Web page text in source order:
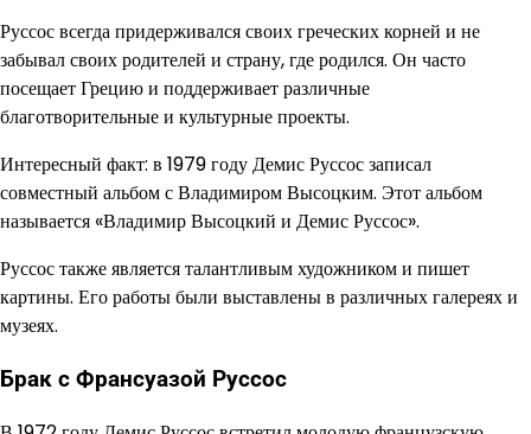
Руссос всегда придерживался своих греческих корней и не
забывал своих родителей и страну, где родился. Он часто
посещает Грецию и поддерживает различные
благотворительные и культурные проекты.
Интересный факт: в 1979 году Демис Руссос записал
совместный альбом с Владимиром Высоцким. Этот альбом
называется «Владимир Высоцкий и Демис Руссос».
Руссос также является талантливым художником и пишет
картины. Его работы были выставлены в различных галереях и
музеях.
Брак с Франсуазой Руссос